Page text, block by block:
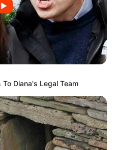
Diana's Legal Team